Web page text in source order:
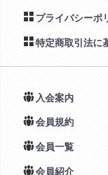
プライバシーポ
特定商取引法に
入会案内
会員規約
会員一覧
会員紹介